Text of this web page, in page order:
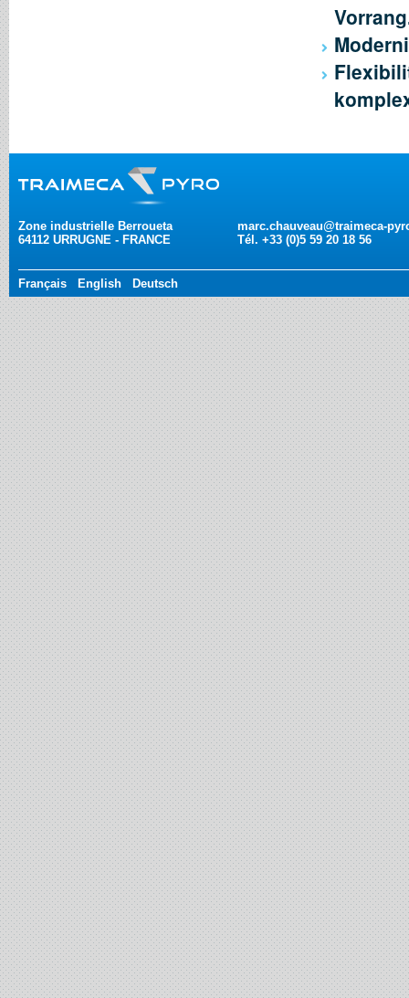
Zone industrielle Berroueta
64112 URRUGNE - FRANCE
marc.chauveau@traimeca-
Tél. +33 (0)5 59 20 18 56
Français English Deutsch